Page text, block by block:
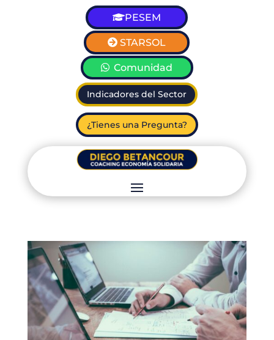
PESEM
STARSOL
Comunidad
Indicadores del Sector
¿Tienes una Pregunta?